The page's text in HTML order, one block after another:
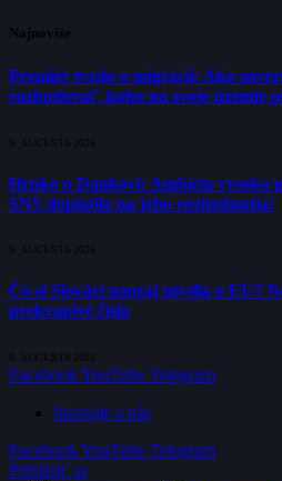
Najnovšie
Premiér tvrdo o migrácii: Ako
rozhodovať, koho na svoje územie
9. AUGUSTA 2026
Hrnko o Dankovi: Ambícia vysoko
SNS doplatila na jeho rozhodnutia!
9. AUGUSTA 2026
Čo si Slováci naozaj myslia o EÚ?
prekvapivé čísla
8. AUGUSTA 2026
FacebookYouTube Telegram
Inzerujte u nás
FacebookYouTube Telegram
Prihlásiť sa